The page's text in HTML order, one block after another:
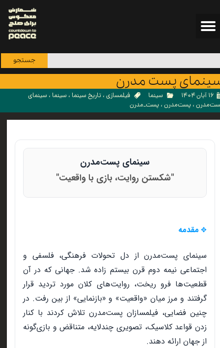
پست‌ مدرن
۱۶ آبان ۱۴۰۴ سینما فیلمسازی ، تاریخ سینما ، سینما ، سینمای
، پست‌مدرن ، پست‌_مدرن
سینمای پست‌مدرن
"شکستن روایت، بازی با واقعیت"
✥ مقدمه
سینمای پست‌مدرن از دل تحولات فرهنگی، فلسفی و
اجتماعی نیمه دوم قرن بیستم زاده شد. جهانی که در آن
قطعیت‌ها فرو ریخت، روایت‌های کلان مورد تردید قرار
گرفتند و مرز میان «واقعیت» و «بازنمایی» از بین رفت. در
چنین فضایی، فیلمسازان پست‌مدرن تلاش کردند با کنار
زدن قواعد کلاسیک، تصویری چندلایه، متناقض و بازی‌گونه
از جهان ارائه دهند.
جستجو